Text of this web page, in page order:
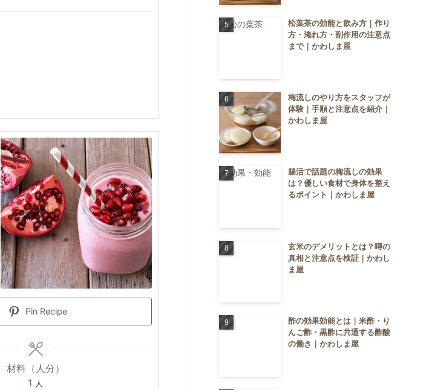
Pin Recipe
材料（人分）
1 人
松葉茶の効能と飲み方｜作り
方・淹れ方・副作用の注意点
まで｜かわしま屋
梅流しのやり方をスタッフが
体験｜手順と注意点を紹介｜
かわしま屋
腸活で話題の梅流しの効果
は？優しい食材で身体を整え
るポイント｜かわしま屋
玄米のデメリットとは？噂の
真相と注意点を検証｜かわし
ま屋
酢の効果効能とは｜米酢・り
んご酢・黒酢に共通する酢酸
の働き｜かわしま屋